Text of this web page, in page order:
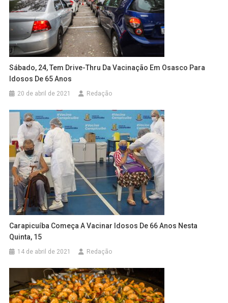
Sábado, 24, Tem Drive-Thru Da Vacinação Em Osasco Para
Idosos De 65 Anos
20 de abril de 2021 Redação
Carapicuíba Começa A Vacinar Idosos De 66 Anos Nesta
Quinta, 15
14 de abril de 2021 Redação